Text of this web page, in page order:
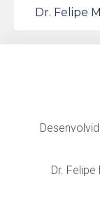
Dr. Felipe
Dr.